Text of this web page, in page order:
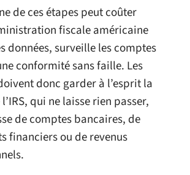
de ces étapes peut coûter
fiscale américaine
données, surveille les comptes
conformité sans faille. Les
donc garder à l’esprit la
qui ne laisse rien passer,
de comptes bancaires, de
financiers ou de revenus